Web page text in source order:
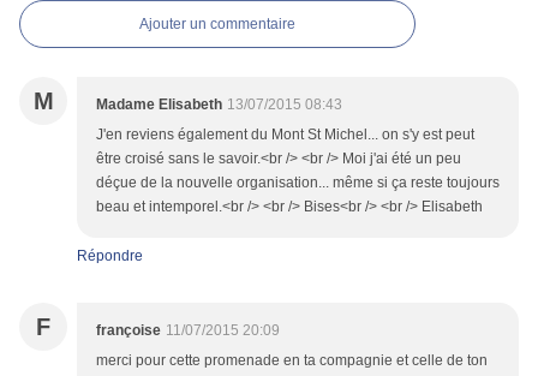
Ajouter un commentaire
M Madame Elisabeth 13/07/2015 08:43
J'en reviens également du Mont St Michel... on s'y est peut
être croisé sans le savoir.<br /> <br /> Moi j'ai été un peu
déçue de la nouvelle organisation... même si ça reste toujours
beau et intemporel.<br /> <br /> Bises<br /> <br /> Elisabeth
Répondre
F françoise 11/07/2015 20:09
merci pour cette promenade en ta compagnie et celle de ton